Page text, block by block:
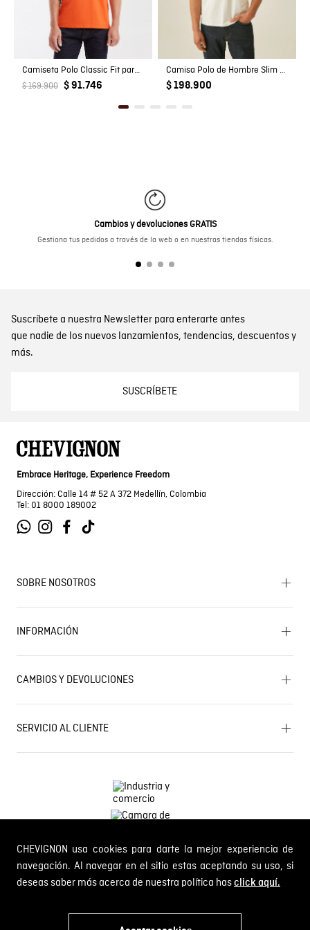
CHEVIGNON usa cookies para darte la mejor experiencia de
navegación. Al navegar en el sitio estas aceptando su uso, si
deseas saber más acerca de nuestra política hasclick aquí.
Camiseta Polo Classic Fit para Hombre
$ 169.900 $ 91.746
Camisa Polo de Hombre Slim Fit Estilo Preppy con Pato de Colores Bordado en Mezcla de Algodón
$ 198.900
Cambios y devoluciones GRATIS
Gestiona tus pedidos a través de la web o en nuestras tiendas físicas.
Suscríbete a nuestra Newsletter para enterarte antes
que nadie de los nuevos lanzamientos, tendencias, descuentos y
más.
SUSCRÍBETE
Embrace Heritage, Experience Freedom
Dirección: Calle 14 # 52 A 372 Medellín, Colombia
Tel: 01 8000 189002
SOBRE NOSOTROS
Encuentra tu tienda
Historia de la marca
Mapa del sitio
Próximos eventos
INFORMACIÓN
Términos y condiciones
Términos y condiciones de promociones
Política de Cookies
Política de Cambios y Devoluciones
CAMBIOS Y DEVOLUCIONES
Gestiona tu cambio o devolución
PQR y Otras solicitudes
Estado de mi PQR
SERVICIO AL CLIENTE
Comodin S.A.S. NIT: 800.069.933-6